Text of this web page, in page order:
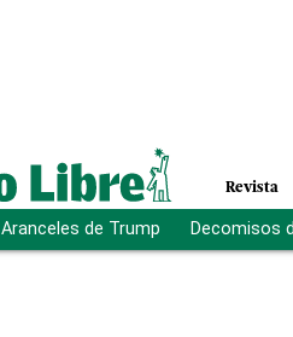
Revista
Aranceles de Trump Decomisos